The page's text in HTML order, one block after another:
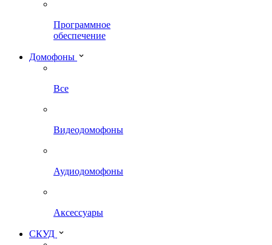
Программное
обеспечение
Домофоны
Все
Видеодомофоны
Аудиодомофоны
Аксессуары
СКУД